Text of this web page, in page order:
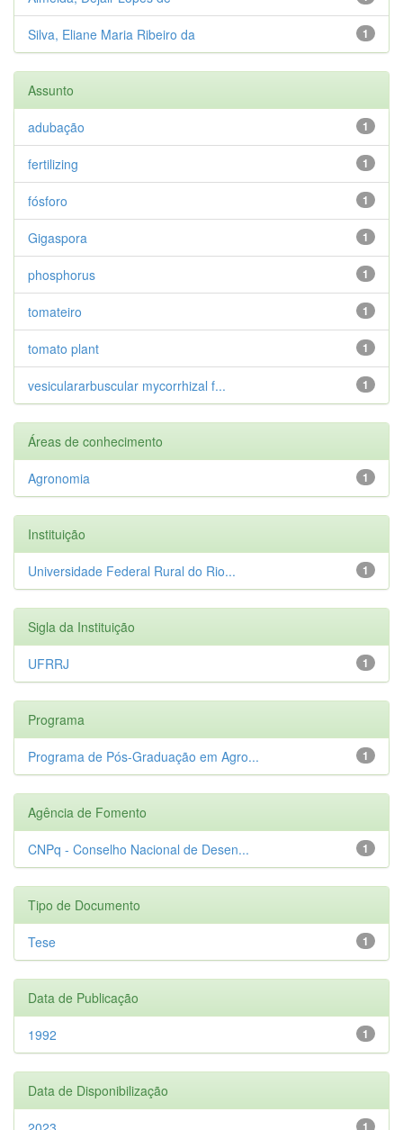
1
Silva, Eliane Maria Ribeiro da
Assunto
1
adubação
1
fertilizing
1
fósforo
1
Gigaspora
1
phosphorus
1
tomateiro
1
tomato plant
1
vesiculararbuscular mycorrhizal f...
Áreas de conhecimento
1
Agronomia
Instituição
1
Universidade Federal Rural do Rio...
Sigla da Instituição
1
UFRRJ
Programa
1
Programa de Pós-Graduação em Agro...
Agência de Fomento
1
CNPq - Conselho Nacional de Desen...
Tipo de Documento
1
Tese
Data de Publicação
1
1992
Data de Disponibilização
1